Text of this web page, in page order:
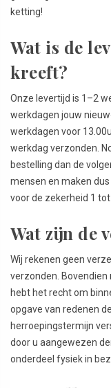
ketting!
Wat is de
kreeft?
Onze levertijd is 1–2
werkdagen jouw
werkdagen voor
werkdag verzonden.
bestelling dan de
mensen en maken
voor de zekerheid 1
Wat zijn de
Wij rekenen geen
verzonden. Bovendien
hebt het recht om
opgave van redenen
herroepingstermijn
door u aangewezen
onderdeel fysiek in